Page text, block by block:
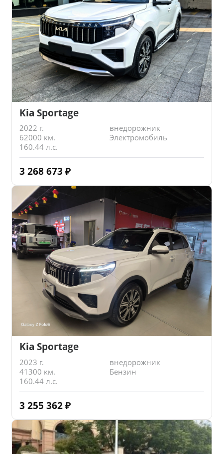
Kia Sportage
2022 г.
внедорожник
62000 км.
Электромобиль
160.44 л.с.
3 268 673 ₽
Kia Sportage
2023 г.
внедорожник
41300 км.
Бензин
160.44 л.с.
3 255 362 ₽